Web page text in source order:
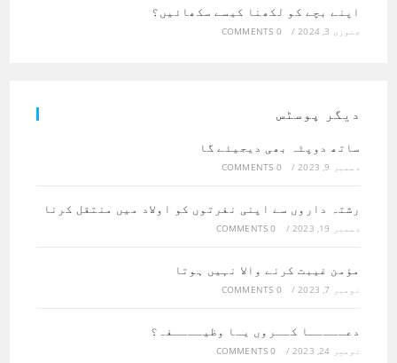
اپنے بچے کو لکھنا کیسے سکھائیں؟
جنوری 3, 2024 /
0 COMMENTS
دیگر پوسٹس
ساتھ دوپٹہ بھی دیجیئے گا
دسمبر 9, 2023 /
0 COMMENTS
رشتہ داروں سے اپنی نفرتوں کو اولاد میں منتقل کرنا
دسمبر 19, 2023 /
0 COMMENTS
مؤمن غیبت کرنے والا نہیں ہوتا
نومبر 7, 2023 /
0 COMMENTS
دعـــــا کــروں یـا وظیــــفہ؟
نومبر 24, 2023 /
0 COMMENTS